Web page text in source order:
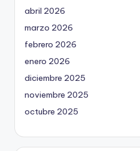
abril 2026
marzo 2026
febrero 2026
enero 2026
diciembre 2025
noviembre 2025
octubre 2025